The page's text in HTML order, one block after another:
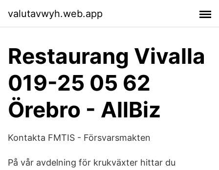
valutavwyh.web.app
Restaurang Vivalla
019-25 05 62
Örebro - AllBiz
Kontakta FMTIS - Försvarsmakten
På vår avdelning för krukväxter hittar du